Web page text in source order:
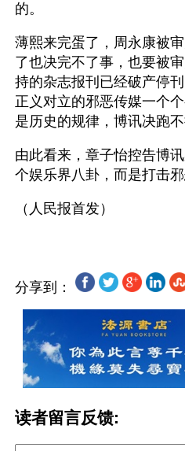
的。
薄熙来完蛋了，周永康被
了也决完不了事，也要被
持的杂志报刊已经破产停
正义对立的邪恶传媒一个
是历史的规律，博讯决跑不
由此看来，章子怡控告博
个娱乐界八卦，而是打击
分享到：
读者留言反馈: